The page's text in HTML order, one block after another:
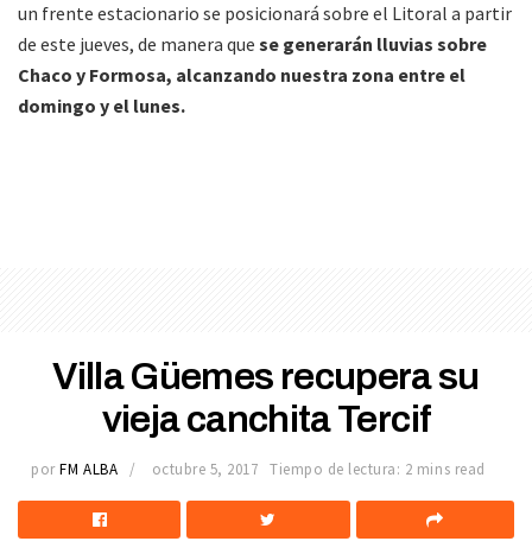
un frente estacionario se posicionará sobre el Litoral a partir
de este jueves, de manera que se generarán lluvias sobre
Chaco y Formosa, alcanzando nuestra zona entre el
domingo y el lunes.
Villa Güemes recupera su
vieja canchita Tercif
por FM ALBA octubre 5, 2017 Tiempo de lectura: 2 mins read